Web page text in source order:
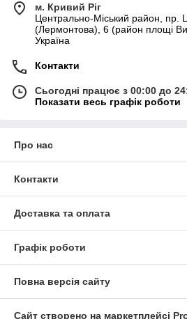
м. Кривий Ріг
Центрально-Міський район, пр.
(Лермонтова), 6 (район площі
Україна
Контакти
Сьогодні працює з 00:00 до
Показати весь графік роботи
Про нас
Контакти
Доставка та оплата
Графік роботи
Повна версія сайту
Сайт створено на маркетплейсі